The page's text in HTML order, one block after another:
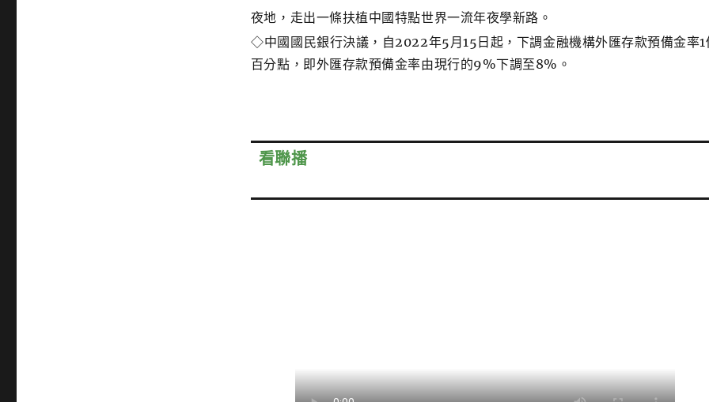
夜地，走出一條扶植中國特點世界一流年夜學新路。
◇中國國民銀行決議，自2022年5月15日起，下調金融機構外匯存款預備金率1
百分點，即外匯存款預備金率由現行的9%下調至8%。
看聯播